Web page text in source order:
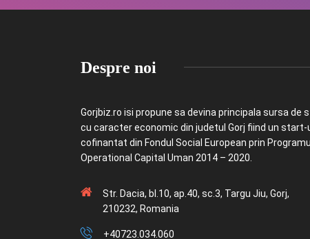
Despre noi
Gorjbiz.ro isi propune sa devina principala sursa de
cu caracter economic din judetul Gorj fiind un start-
cofinantat din Fondul Social European prin
Operational Capital Uman 2014 – 2020.
Str. Dacia, bl.10, ap.40, sc.3, Targu Jiu, Gorj,
210232, Romania
+40723.034.060